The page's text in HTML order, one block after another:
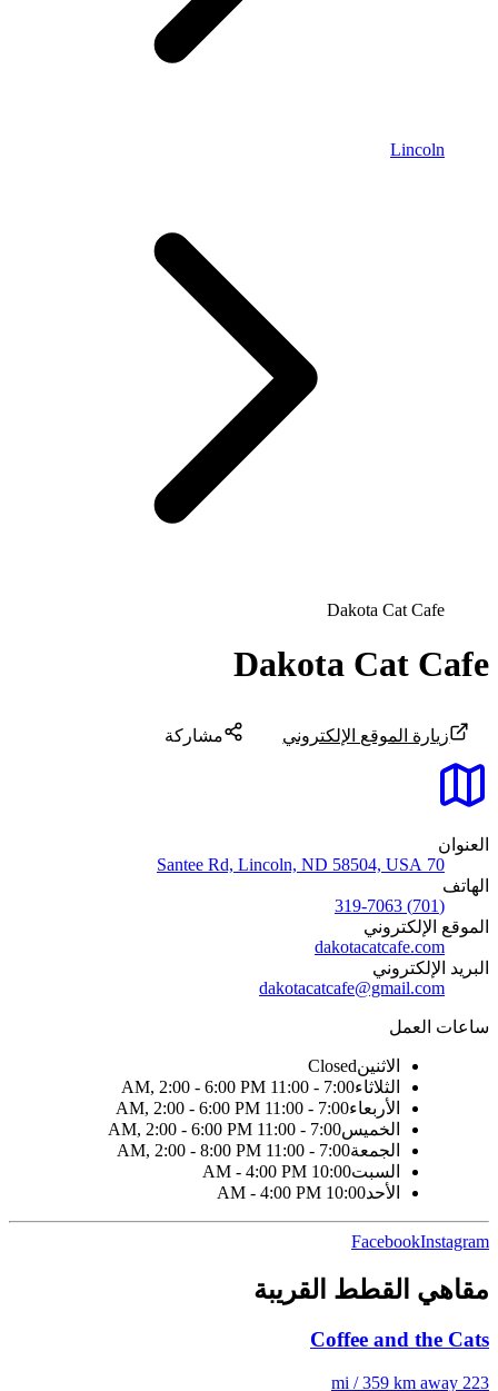
Lincoln
Dakota Cat Cafe
Dakota Cat Cafe
زيارة الموقع الإلكتروني مشاركة
العنوان
70 Santee Rd, Lincoln, ND 58504, USA
الهاتف
(701) 319-7063
الموقع الإلكتروني
dakotacatcafe.com
البريد الإلكتروني
dakotacatcafe@gmail.com
ساعات العمل
الاثنينClosed
الثلاثاء7:00 - 11:00 AM, 2:00 - 6:00 PM
الأربعاء7:00 - 11:00 AM, 2:00 - 6:00 PM
الخميس7:00 - 11:00 AM, 2:00 - 6:00 PM
الجمعة7:00 - 11:00 AM, 2:00 - 8:00 PM
السبت10:00 AM - 4:00 PM
الأحد10:00 AM - 4:00 PM
FacebookInstagram
مقاهي القطط القريبة
Coffee and the Cats
223 mi / 359 km away